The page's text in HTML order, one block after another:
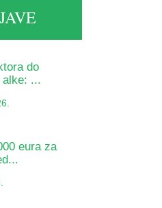
do
...
eura za